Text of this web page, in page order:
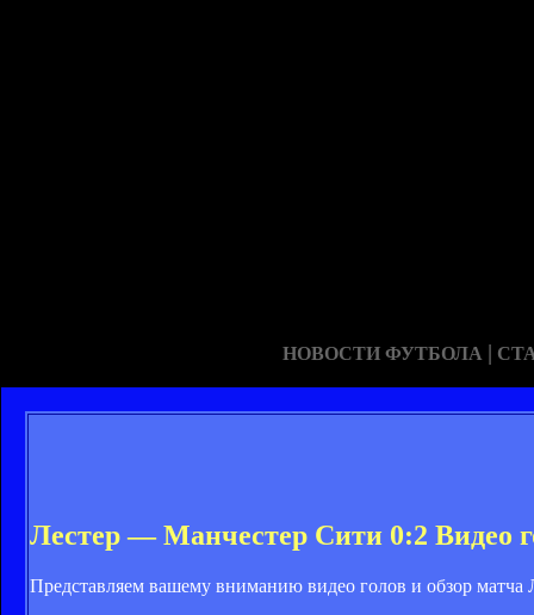
НОВОСТИ ФУТБОЛА |
Лестер — Манчестер Сити 0:2 Видео
Представляем вашему вниманию видео голов и обзор